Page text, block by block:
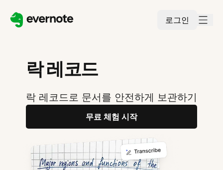
로그인
락 레코드
락 레코드로 문서를 안전하게 보관하기
무료 체험 시작